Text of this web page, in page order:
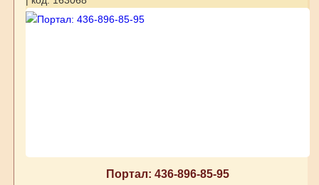
Портал: 436-896-85-95